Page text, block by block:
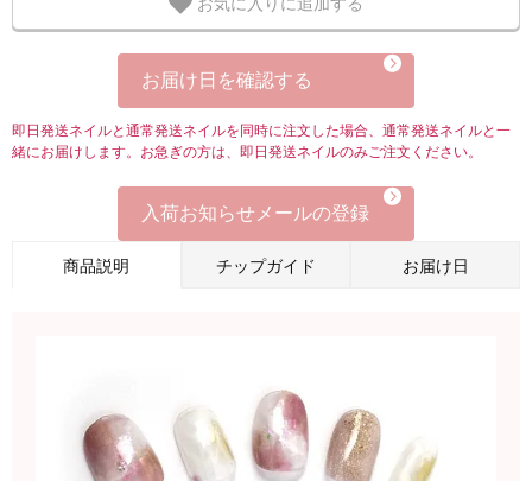
お届け日を確認する
即日発送ネイルと通常発送ネイルを同時に注文した場合、通常発送ネイルと一
緒にお届けします。お急ぎの方は、即日発送ネイルのみご注文ください。
入荷お知らせメールの登録
商品説明 チップガイド お届け日